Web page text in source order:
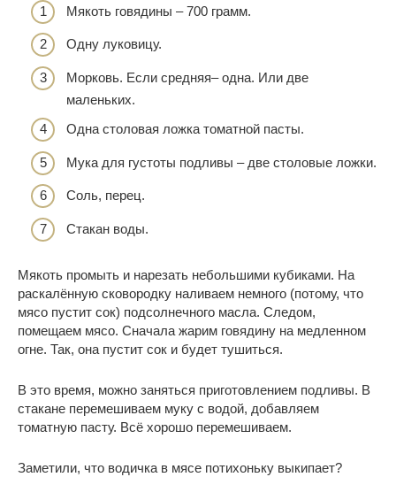
Мякоть говядины – 700 грамм.
Одну луковицу.
Морковь. Если средняя– одна. Или две
маленьких.
Одна столовая ложка томатной пасты.
Мука для густоты подливы – две столовые ложки.
Соль, перец.
Стакан воды.
Мякоть промыть и нарезать небольшими кубиками. На
раскалённую сковородку наливаем немного (потому, что
мясо пустит сок) подсолнечного масла. Следом,
помещаем мясо. Сначала жарим говядину на медленном
огне. Так, она пустит сок и будет тушиться.
В это время, можно заняться приготовлением подливы. В
стакане перемешиваем муку с водой, добавляем
томатную пасту. Всё хорошо перемешиваем.
Заметили, что водичка в мясе потихоньку выкипает?